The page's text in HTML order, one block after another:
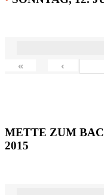
« ‹
METTE ZUM
2015